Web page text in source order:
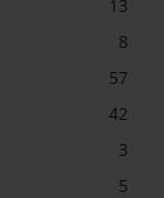
13
8
57
42
3
5